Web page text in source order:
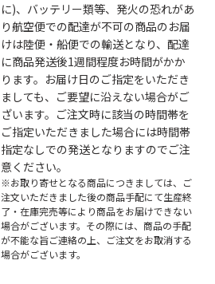
に)、バッテリー類等、発火の恐れがあ
り航空便での配達が不可の商品のお届
けは陸便・船便での輸送となり、配達
に商品発送後1週間程度お時間がかか
ります。お届け日のご指定をいただき
ましても、ご要望に沿えない場合がご
ざいます。ご注文時に該当の時間帯を
ご指定いただきました場合には時間帯
指定なしでの発送となりますのでご注
意ください。
※お取り寄せとなる商品につきましては、ご
注文いただきました後の商品手配にて生産終
了・在庫完売等により商品をお届けできない
場合がございます。その際には、商品の手配
が不能な旨ご連絡の上、ご注文をお取消する
場合がございます。